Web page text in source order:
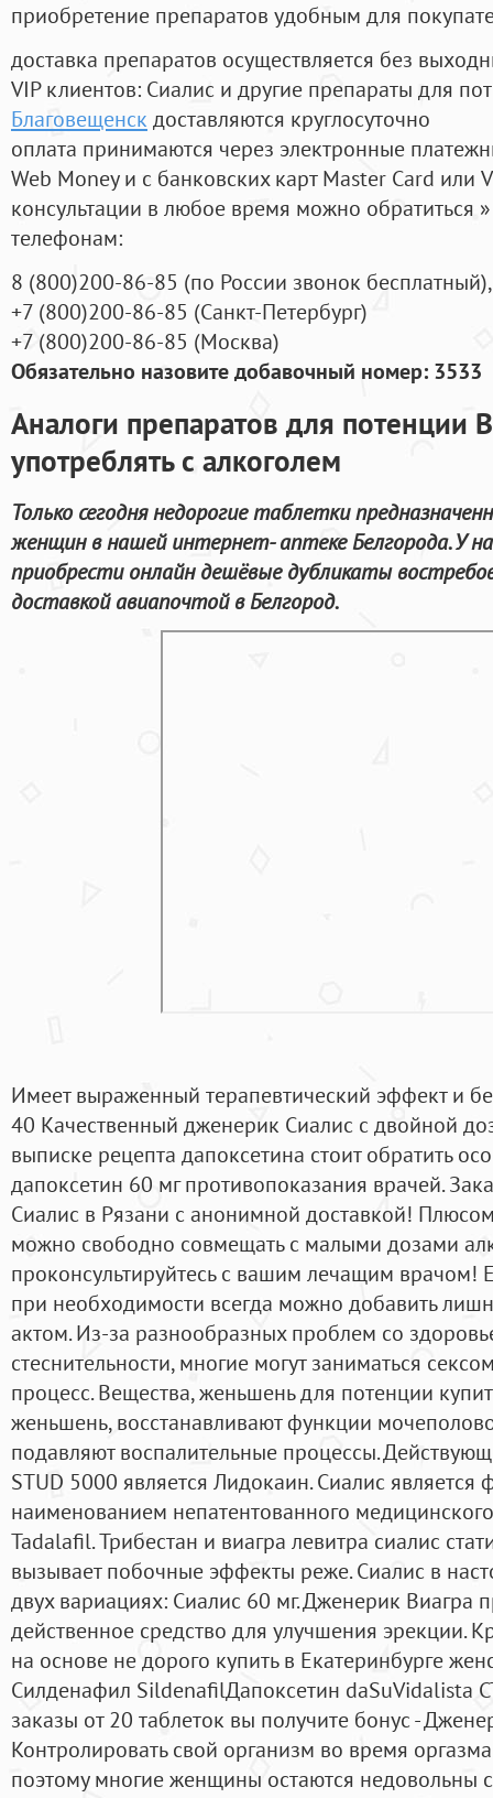
приобретение препаратов удобным для
доставка препаратов осуществляется без
VIP клиентов: Сиалис и другие препараты для
Благовещенск доставляются круглосуточно
оплата принимаются через электронные
Web Money и с банковских карт Master Card или
консультации в любое время можно обратиться
телефонам:
8 (800)200-86-85 (по России звонок бесплатный),
+7 (800)200-86-85 (Санкт-Петербург)
+7 (800)200-86-85 (Москва)
Обязательно назовите добавочный номер: 3533
Аналоги препаратов для потенции
употреблять с алкоголем
Только сегодня недорогие таблетки
женщин в нашей интернет- аптеке Белгорода. У
приобрести онлайн дешёвые дубликаты
доставкой авиапочтой в Белгород.
Имеет выраженный терапевтический эффект и
40 Качественный дженерик Сиалис с двойной
выписке рецепта дапоксетина стоит обратить
дапоксетин 60 мг противопоказания врачей.
Сиалис в Рязани с анонимной доставкой!
можно свободно совмещать с малыми дозами
проконсультируйтесь с вашим лечащим врачом!
при необходимости всегда можно добавить
актом. Из-за разнообразных проблем со
стеснительности, многие могут заниматься
процесс. Вещества, женьшень для потенции
женьшень, восстанавливают функции
подавляют воспалительные процессы.
STUD 5000 является Лидокаин. Сиалис
наименованием непатентованного
Tadalafil. Трибестан и виагра левитра сиалис
вызывает побочные эффекты реже. Сиалис в
двух вариациях: Сиалис 60 мг. Дженерик Виагра
действенное средство для улучшения эрекции.
на основе не дорого купить в Екатеринбурге
Силденафил SildenafilДапоксетин daSuVidalista
заказы от 20 таблеток вы получите бонус -
Контролировать свой организм во время
поэтому многие женщины остаются недовольны